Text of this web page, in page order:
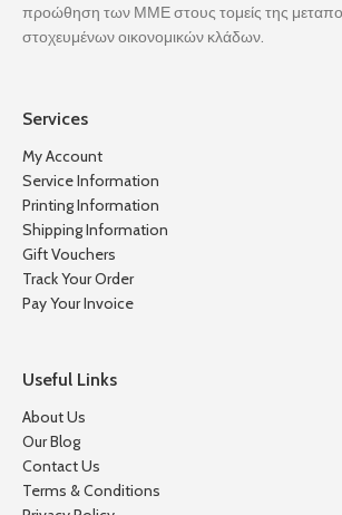
προώθηση των ΜΜΕ στους τομείς της
στοχευμένων οικονομικών κλάδων.
Services
My Account
Service Information
Printing Information
Shipping Information
Gift Vouchers
Track Your Order
Pay Your Invoice
Useful Links
About Us
Our Blog
Contact Us
Terms & Conditions